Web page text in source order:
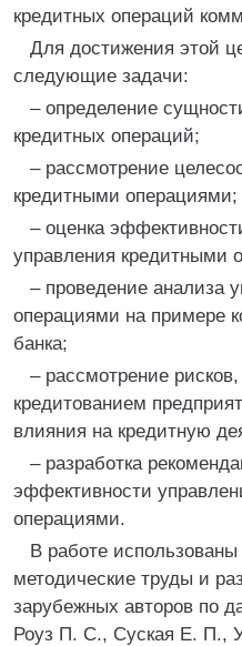
кредитных операций
Для достижения этой
следующие задачи:
– определение
кредитных операций;
– рассмотрение
кредитными операциями;
– оценка
управления кредитными
– проведение анализа
операциями на примере
банка;
– рассмотрение
кредитованием
влияния на кредитную
– разработка
эффективности
операциями.
В работе использованы
методические труды и
зарубежных авторов по
Роуз П. С., Суская Е. П.,